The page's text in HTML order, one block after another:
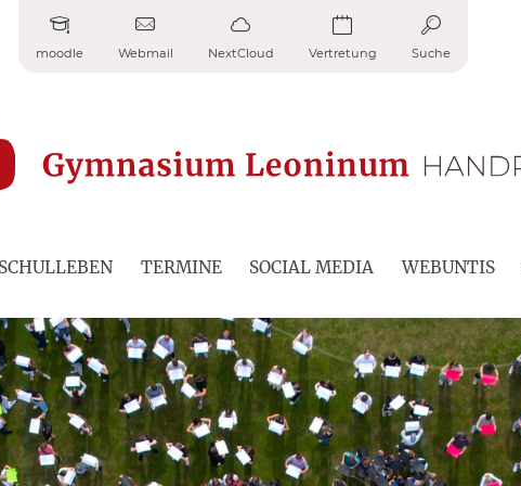
moodle Webmail NextCloud Vertretung Suche
SCHULLEBEN TERMINE SOCIAL MEDIA WEBUNTIS